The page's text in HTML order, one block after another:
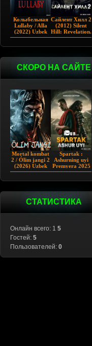
Колыбельная
Lullaby / Alla
(2022) Uzbek
tilida
Сайлент Хилл 2
(2012) Silent
Hill: Revelation.
СКОРО НА САЙТЕ
Mortal kombat
2 / Ólim jangi 2
(2026) Uzbek
tilida
Spartak :
Ashurning uyi
Premyera 2025
Barcha qismlar
СТАТИСТИКА
Онлайн всего: 1 5
Гостей: 5
Пользователей: 0